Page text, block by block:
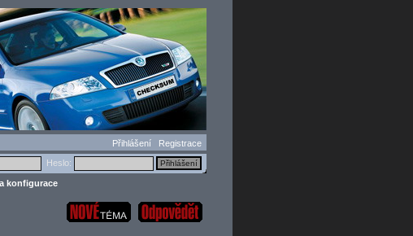
Přihlášení
Registrace
Heslo:
konfigurace